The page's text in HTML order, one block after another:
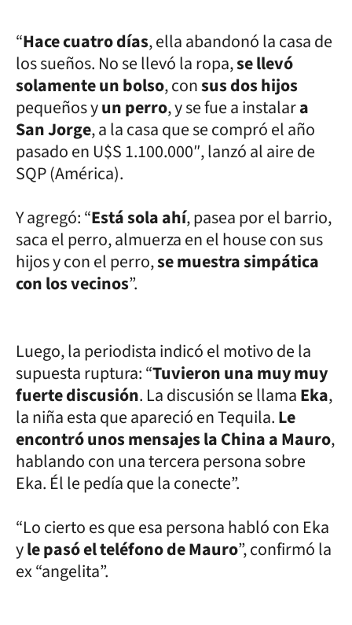
“Hace cuatro días, ella abandonó la casa de
los sueños. No se llevó la ropa,se llevó
solamente un bolso, consus dos hijos
pequeños yun perro, y se fue a instalara
San Jorge, a la casa que se compró el año
pasado en U$S 1.100.000″, lanzó al aire de
SQP (América).
Y agregó: “Está sola ahí, pasea por el barrio,
saca el perro, almuerza en el house con sus
hijos y con el perro,se muestra simpática
con los vecinos”.
Luego, la periodista indicó el motivo de la
supuesta ruptura: “Tuvieron una muy muy
fuerte discusión. La discusión se llamaEka,
la niña esta que apareció en Tequila.Le
encontró unos mensajes la China a Mauro,
hablando con una tercera persona sobre
Eka. Él le pedía que la conecte”.
“Lo cierto es que esa persona habló con Eka
yle pasó el teléfono de Mauro”, confirmó la
ex “angelita”.